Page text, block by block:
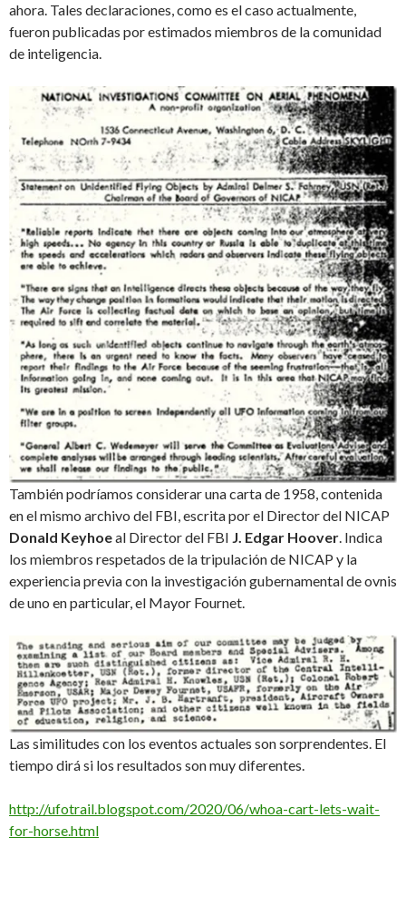
ahora. Tales declaraciones, como es el caso actualmente,
fueron publicadas por estimados miembros de la comunidad
de inteligencia.
También podríamos considerar una carta de 1958, contenida
en el mismo archivo del FBI, escrita por el Director del NICAP
Donald Keyhoeal Director del FBI J. Edgar Hoover. Indica
los miembros respetados de la tripulación de NICAP y la
experiencia previa con la investigación gubernamental de ovnis
de uno en particular, el Mayor Fournet.
Las similitudes con los eventos actuales son sorprendentes. El
tiempo dirá si los resultados son muy diferentes.
http://ufotrail.blogspot.com/2020/06/whoa-cart-lets-wait-
for-horse.html